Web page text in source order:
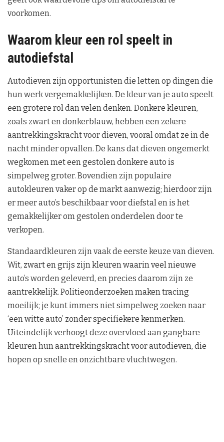
voorkomen.
Waarom kleur een rol speelt in
autodiefstal
Autodieven zijn opportunisten die letten op dingen die
hun werk vergemakkelijken. De kleur van je auto speelt
een grotere rol dan velen denken. Donkere kleuren,
zoals zwart en donkerblauw, hebben een zekere
aantrekkingskracht voor dieven, vooral omdat ze in de
nacht minder opvallen. De kans dat dieven ongemerkt
wegkomen met een gestolen donkere auto is
simpelweg groter. Bovendien zijn populaire
autokleuren vaker op de markt aanwezig; hierdoor zijn
er meer auto’s beschikbaar voor diefstal en is het
gemakkelijker om gestolen onderdelen door te
verkopen.
Standaardkleuren zijn vaak de eerste keuze van dieven.
Wit, zwart en grijs zijn kleuren waarin veel nieuwe
auto’s worden geleverd, en precies daarom zijn ze
aantrekkelijk. Politieonderzoeken maken tracing
moeilijk; je kunt immers niet simpelweg zoeken naar
‘een witte auto’ zonder specifiekere kenmerken.
Uiteindelijk verhoogt deze overvloed aan gangbare
kleuren hun aantrekkingskracht voor autodieven, die
hopen op snelle en onzichtbare vluchtwegen.